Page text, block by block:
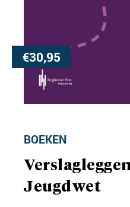
€30,95
BOEKEN
Jeugdwet